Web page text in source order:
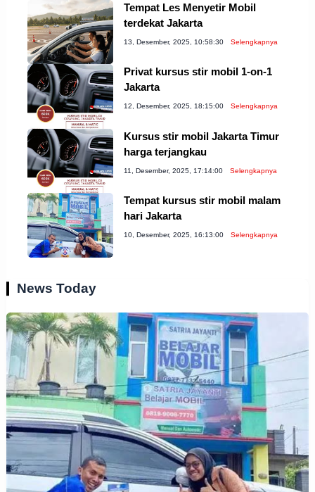
Tempat Les Menyetir Mobil
terdekat Jakarta
13, Desember, 2025, 10:58:30 Selengkapnya
Privat kursus stir mobil 1-on-1
Jakarta
12, Desember, 2025, 18:15:00 Selengkapnya
Kursus stir mobil Jakarta Timur
harga terjangkau
11, Desember, 2025, 17:14:00 Selengkapnya
Tempat kursus stir mobil malam
hari Jakarta
10, Desember, 2025, 16:13:00 Selengkapnya
News Today